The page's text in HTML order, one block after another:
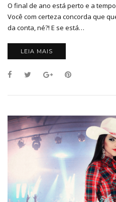
O final de ano está perto e a
Você com certeza concorda que
da conta, né?! E se está…
LEIA MAIS